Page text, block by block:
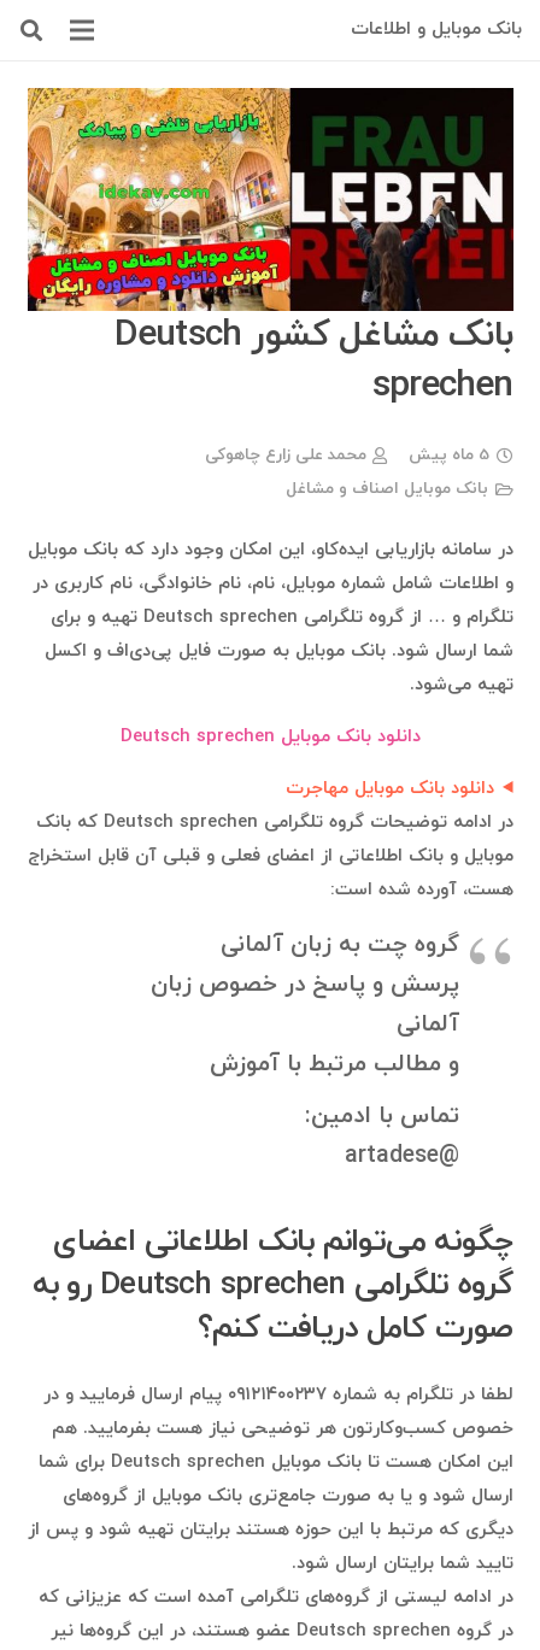
بانک موبایل و اطلاعات
بانک مشاغل کشور Deutsch
sprechen
5 ماه پیش
محمد علی زارع چاهوکی
بانک موبایل اصناف و مشاغل
در سامانه بازاریابی ایده‌کاو، این امکان وجود دارد که بانک موبایل
و اطلاعات شامل شماره موبایل، نام، نام خانوادگی، نام کاربری در
تلگرام و … از گروه تلگرامی Deutsch sprechen تهیه و برای
شما ارسال شود. بانک موبایل به صورت فایل پی‌دی‌اف و اکسل
تهیه می‌شود.
دانلود بانک موبایل Deutsch sprechen
دانلود بانک موبایل مهاجرت
در ادامه توضیحات گروه تلگرامی Deutsch sprechen که بانک
موبایل و بانک اطلاعاتی از اعضای فعلی و قبلی آن قابل استخراج
هست، آورده شده است:
گروه چت به زبان آلمانی
پرسش و پاسخ در خصوص زبان
آلمانی
و مطالب مرتبط با آموزش
تماس با ادمین:
@artadese
چگونه می‌توانم بانک اطلاعاتی اعضای
گروه تلگرامی Deutsch sprechen رو به
صورت کامل دریافت کنم؟
لطفا در تلگرام به شماره ۰۹۱۲۱۴۰۰۲۳۷ پیام ارسال فرمایید و در
خصوص کسب‌وکارتون هر توضیحی نیاز هست بفرمایید. هم
این امکان هست تا بانک موبایل Deutsch sprechen برای شما
ارسال شود و یا به صورت جامع‌تری بانک موبایل از گروه‌های
دیگری که مرتبط با این حوزه هستند برایتان تهیه شود و پس از
تایید شما برایتان ارسال شود.
در ادامه لیستی از گروه‌های تلگرامی آمده است که عزیزانی که
در گروه Deutsch sprechen عضو هستند، در این گروه‌ها نیر